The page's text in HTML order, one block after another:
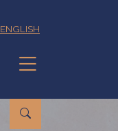
ENGLISH
Podmenu